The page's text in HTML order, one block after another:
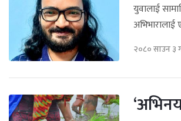
युवालाई
२०८० साउन ३